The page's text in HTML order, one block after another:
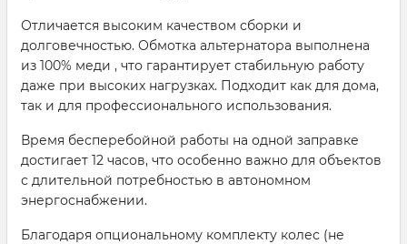
Отличается высоким качеством сборки и
долговечностью. Обмотка альтернатора выполнена
из 100% меди , что гарантирует стабильную работу
даже при высоких нагрузках. Подходит как для дома,
так и для профессионального использования.
Время бесперебойной работы на одной заправке
достигает 12 часов, что особенно важно для объектов
с длительной потребностью в автономном
энергоснабжении.
Благодаря опциональному комплекту колес (не